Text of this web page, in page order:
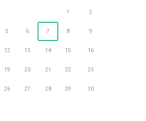
1 2
5 6 7 8 9
12 13 14 15 16
19 20 21 22 23
26 27 28 29 30